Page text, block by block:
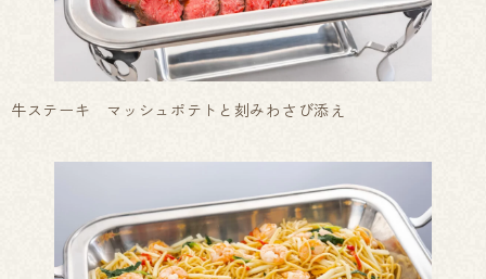
牛ステーキ マッシュポテトと刻みわさび添え